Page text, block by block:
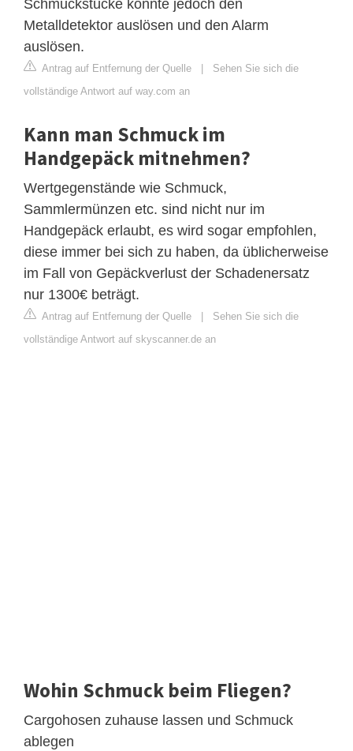
Schmuckstücke könnte jedoch den
Metalldetektor auslösen und den Alarm
auslösen.
Antrag auf Entfernung der Quelle
Sehen Sie sich die
vollständige Antwort auf way.com an
Kann man Schmuck im
Handgepäck mitnehmen?
Wertgegenstände wie Schmuck,
Sammlermünzen etc. sind nicht nur im
Handgepäck erlaubt, es wird sogar empfohlen,
diese immer bei sich zu haben, da üblicherweise
im Fall von Gepäckverlust der Schadenersatz
nur 1300€ beträgt.
Antrag auf Entfernung der Quelle
Sehen Sie sich die
vollständige Antwort auf skyscanner.de an
Wohin Schmuck beim Fliegen?
Cargohosen zuhause lassen und Schmuck
ablegen